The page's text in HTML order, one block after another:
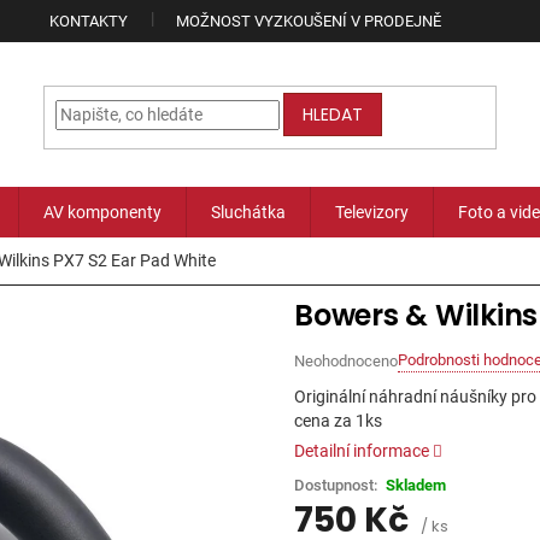
KONTAKTY MOŽNOST VYZKOUŠENÍ V PRODEJNĚ
HLEDAT
AV komponenty Sluchátka Televizory Foto a
PX7 S2 Ear Pad White
Průměrné
hodnocení
produktu
je
0,0
5
hvězdiček.
NeohodnocenoPodrobnosti
Bowers &
750 Kč / ks
Skladem
Originální náhradní náušníky
cena za 1ks
Detailní informace